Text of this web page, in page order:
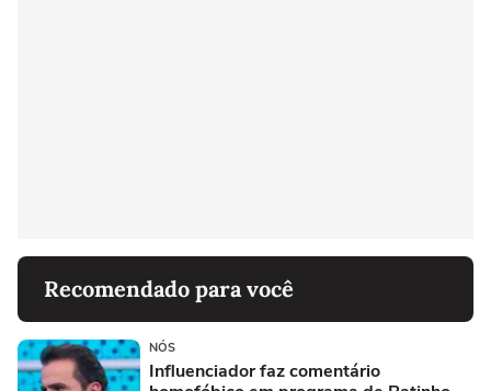
Recomendado para você
NÓS
Influenciador faz comentário